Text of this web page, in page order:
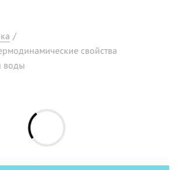
/
свойства
воды